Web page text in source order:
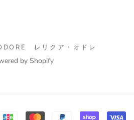
レリクア・オドレ
by Shopify